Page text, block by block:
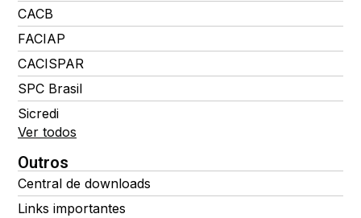
CACB
FACIAP
CACISPAR
SPC Brasil
Sicredi
Ver todos
Outros
Central de downloads
Links importantes